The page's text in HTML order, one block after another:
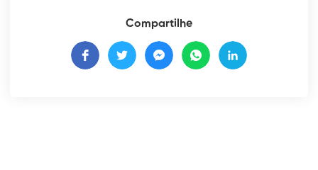
Compartilhe